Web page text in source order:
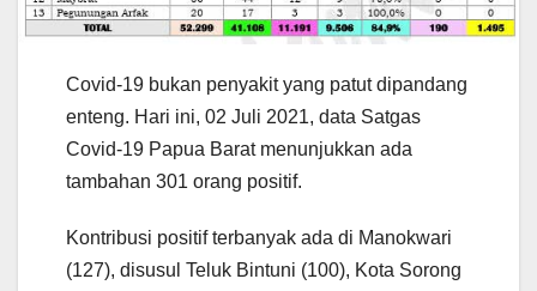
Covid-19 bukan penyakit yang patut dipandang
enteng. Hari ini, 02 Juli 2021, data Satgas
Covid-19 Papua Barat menunjukkan ada
tambahan 301 orang positif.
Kontribusi positif terbanyak ada di Manokwari
(127), disusul Teluk Bintuni (100), Kota Sorong